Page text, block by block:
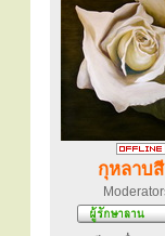
กุหลาบ